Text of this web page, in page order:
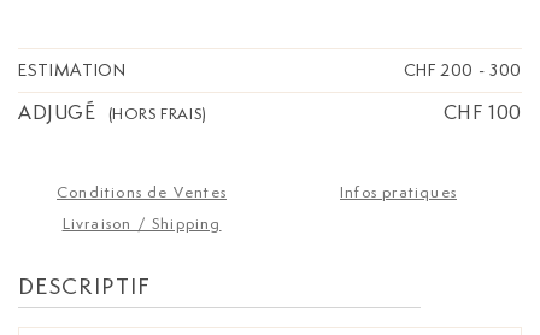
justification par l'artiste. Très bon état
ESTIMATION CHF 200 - 300
ADJUGÉ (HORS FRAIS) CHF 100
Conditions de Ventes
Infos pratiques
Livraison / Shipping
DESCRIPTIF